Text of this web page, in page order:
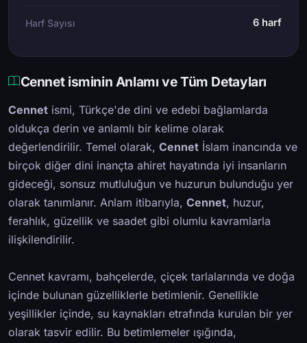
Harf Sayısı 6 harf
Cennet isminin Anlamı ve Tüm Detayları
Cennet ismi, Türkçe'de dini ve edebi bağlamlarda
oldukça derin ve anlamlı bir kelime olarak
değerlendirilir. Temel olarak, Cennet İslam inancında ve
birçok diğer dini inançta ahiret hayatında iyi insanların
gideceği, sonsuz mutluluğun ve huzurun bulunduğu yer
olarak tanımlanır. Anlam itibarıyla, Cennet, huzur,
ferahlık, güzellik ve saadet gibi olumlu kavramlarla
ilişkilendirilir.
Cennet kavramı, bahçelerde, çiçek tarlalarında ve doğa
içinde bulunan güzelliklerle betimlenir. Genellikle
yeşillikler içinde, su kaynakları etrafında kurulan bir yer
olarak tasvir edilir. Bu betimlemeler ışığında,